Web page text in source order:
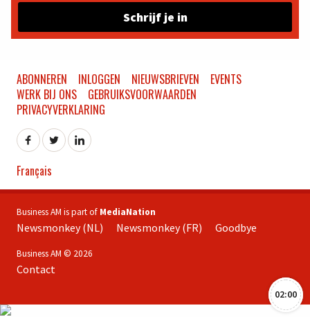
Schrijf je in
02:00
ABONNEREN INLOGGEN NIEUWSBRIEVEN
EVENTS
WERK BIJ ONS
GEBRUIKSVOORWAARDEN
PRIVACYVERKLARING
Français
Business AM is part of MediaNation
Newsmonkey (NL) Newsmonkey (FR) Goodbye
Business AM © 2026
Contact